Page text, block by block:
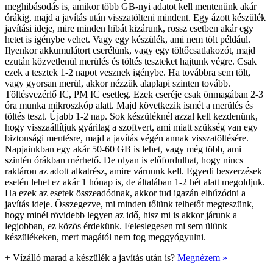
meghibásodás is, amikor több GB-nyi adatot kell mentenünk akár
órákig, majd a javítás után visszatölteni mindent. Egy ázott készülék
javítási ideje, mire minden hibát kizárunk, rossz esetben akár egy
hetet is igénybe vehet. Vagy egy készülék, ami nem tölt például.
Ilyenkor akkumulátort cserélünk, vagy egy töltőcsatlakozót, majd
ezután közvetlenül merülés és töltés teszteket hajtunk végre. Csak
ezek a tesztek 1-2 napot vesznek igénybe. Ha továbbra sem tölt,
vagy gyorsan merül, akkor nézzük alaplapi szinten tovább.
Töltésvezérlő IC, PM IC esetleg. Ezek cseréje csak önmagában 2-3
óra munka mikroszkóp alatt. Majd következik ismét a merülés és
töltés teszt. Újabb 1-2 nap. Sok készüléknél azzal kell kezdenünk,
hogy visszaállítjuk gyárilag a szoftvert, ami miatt szükség van egy
biztonsági mentésre, majd a javítás végén annak visszatöltésére.
Napjainkban egy akár 50-60 GB is lehet, vagy még több, ami
szintén órákban mérhető. De olyan is előfordulhat, hogy nincs
raktáron az adott alkatrész, amire várnunk kell. Egyedi beszerzések
esetén lehet ez akár 1 hónap is, de általában 1-2 hét alatt megoldjuk.
Ha ezek az esetek összeadódnak, akkor tud igazán elhúzódni a
javítás ideje. Összegezve, mi minden tőlünk telhetőt megteszünk,
hogy minél rövidebb legyen az idő, hisz mi is akkor járunk a
legjobban, ez közös érdekünk. Feleslegesen mi sem ülünk
készülékeken, mert magától nem fog meggyógyulni.
+ Vízálló marad a készülék a javítás után is? Megnézem »